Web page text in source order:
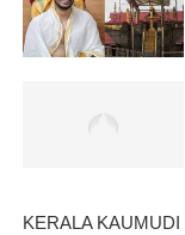
KERALA KAUMUDI